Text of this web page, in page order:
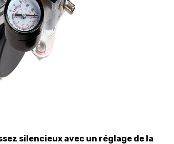
silencieux avec un réglage de la